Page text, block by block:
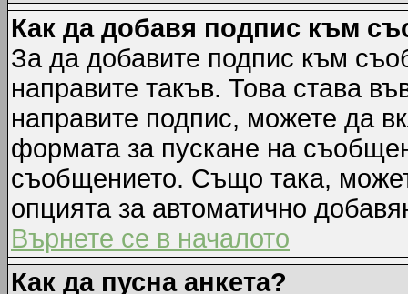
Как да добавя подпис към
За да добавите подпис към
направите такъв. Това става
направите подпис, можете да
формата за пускане на
съобщението. Също така,
опцията за автоматично
Върнете се в началото
Как да пусна анкета?